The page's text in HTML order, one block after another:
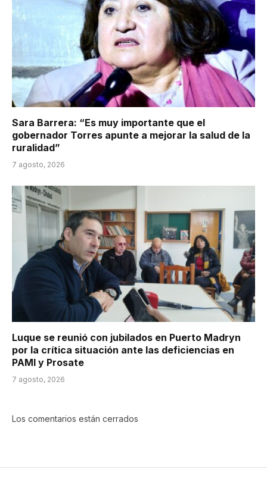
Sara Barrera: “Es muy importante que el
gobernador Torres apunte a mejorar la salud de la
ruralidad”
7 agosto, 2026
Luque se reunió con jubilados en Puerto Madryn
por la crítica situación ante las deficiencias en
PAMI y Prosate
7 agosto, 2026
Los comentarios están cerrados